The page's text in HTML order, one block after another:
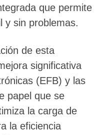
que permite
y sin problemas.
de esta
significativa
(EFB) y las
papel que se
la carga de
la eficiencia